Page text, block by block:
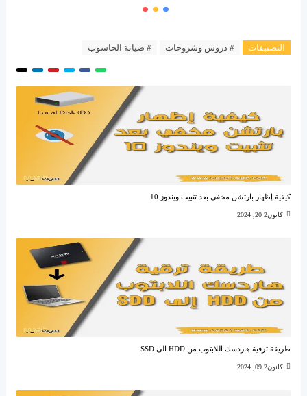
التصنيفات # دروس وشروحات # صيانة الحاسوب
كيفية إظهار بارتشن مخفي بعد تثبيت ويندوز 10
كانون2 20, 2024
طريقة ترقية هاردسك اللابتوب من HDD الى SSD
كانون2 09, 2024